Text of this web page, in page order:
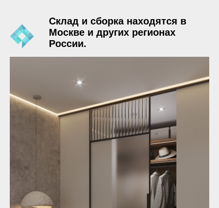
Склад и сборка находятся в
Москве и других регионах
России.